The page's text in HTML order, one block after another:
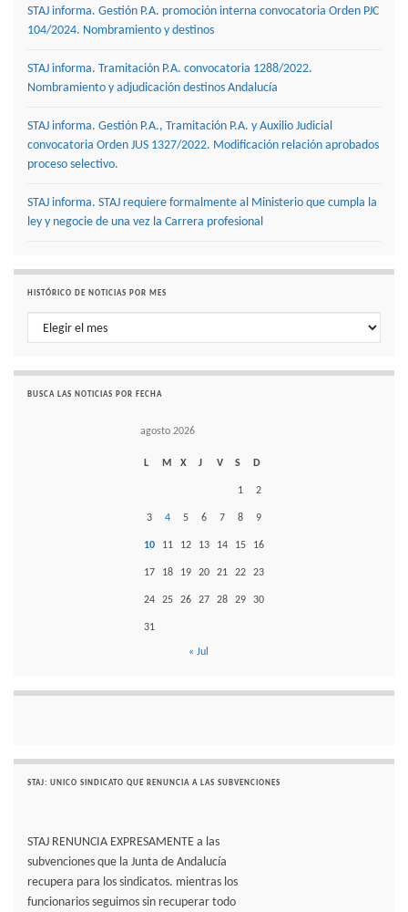
STAJ informa. Gestión P.A. promoción interna convocatoria Orden PJC
104/2024. Nombramiento y destinos
STAJ informa. Tramitación P.A. convocatoria 1288/2022.
Nombramiento y adjudicación destinos Andalucía
STAJ informa. Gestión P.A., Tramitación P.A. y Auxilio Judicial
convocatoria Orden JUS 1327/2022. Modificación relación aprobados
proceso selectivo.
STAJ informa. STAJ requiere formalmente al Ministerio que cumpla la
ley y negocie de una vez la Carrera profesional
HISTÓRICO DE NOTICIAS POR MES
Histórico de noticias por mes
BUSCA LAS NOTICIAS POR FECHA
agosto 2026
L M X J V S D
1 2
3 4 5 6 7 8 9
10 11 12 13 14 15 16
17 18 19 20 21 22 23
24 25 26 27 28 29 30
31
« Jul
STAJ: UNICO SINDICATO QUE RENUNCIA A LAS SUBVENCIONES
STAJ RENUNCIA EXPRESAMENTE a las
subvenciones que la Junta de Andalucía
recupera para los sindicatos. mientras los
funcionarios seguimos sin recuperar todo